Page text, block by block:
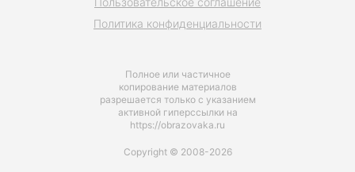
Полное или частичное
копирование материалов
разрешается только с указанием
активной гиперссылки на
https://obrazovaka.ru
Политика конфиденциальности
Copyright © 2008-2026